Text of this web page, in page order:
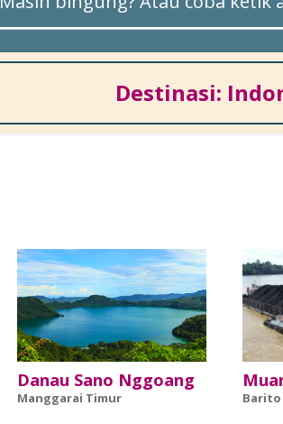
Destinasi:
Danau Sano Nggoang
Manggarai Timur